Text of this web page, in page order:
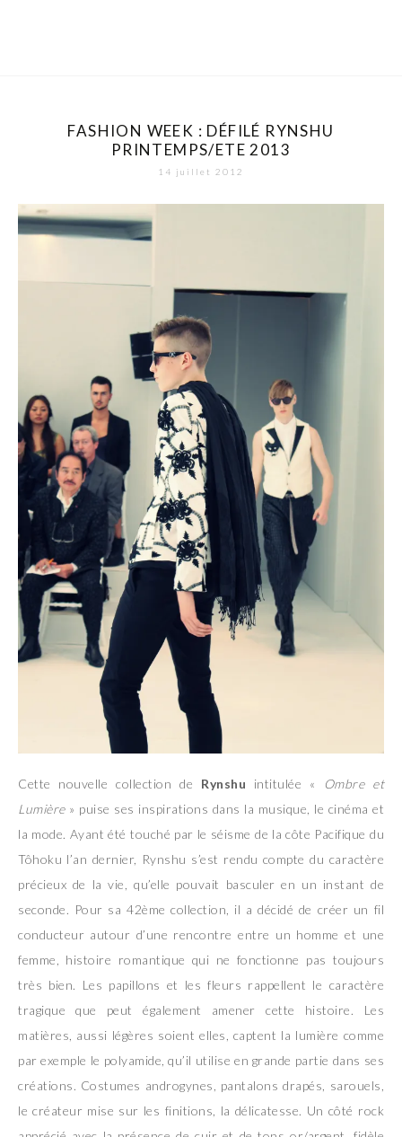
FASHION WEEK : DÉFILÉ RYNSHU
PRINTEMPS/ETE 2013
14 juillet 2012
Cette nouvelle collection de Rynshu intitulée «
Ombre et
Lumière» puise ses inspirations dans la musique, le cinéma et
la mode. Ayant été touché par le séisme de la côte Pacifique du
Tôhoku l’an dernier, Rynshu s’est rendu compte du caractère
précieux de la vie, qu’elle pouvait basculer en un instant de
seconde. Pour sa 42ème collection, il a décidé de créer un fil
conducteur autour d’une rencontre entre un homme et une
femme, histoire romantique qui ne fonctionne pas toujours
très bien. Les papillons et les fleurs rappellent le caractère
tragique que peut également amener cette histoire. Les
matières, aussi légères soient elles, captent la lumière comme
par exemple le polyamide, qu’il utilise en grande partie dans ses
créations. Costumes androgynes, pantalons drapés, sarouels,
le créateur mise sur les finitions, la délicatesse. Un côté rock